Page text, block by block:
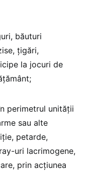
băuturi
țigări,
la jocuri de
perimetrul unității
sau alte
petarde,
uri lacrimogene,
prin acțiunea